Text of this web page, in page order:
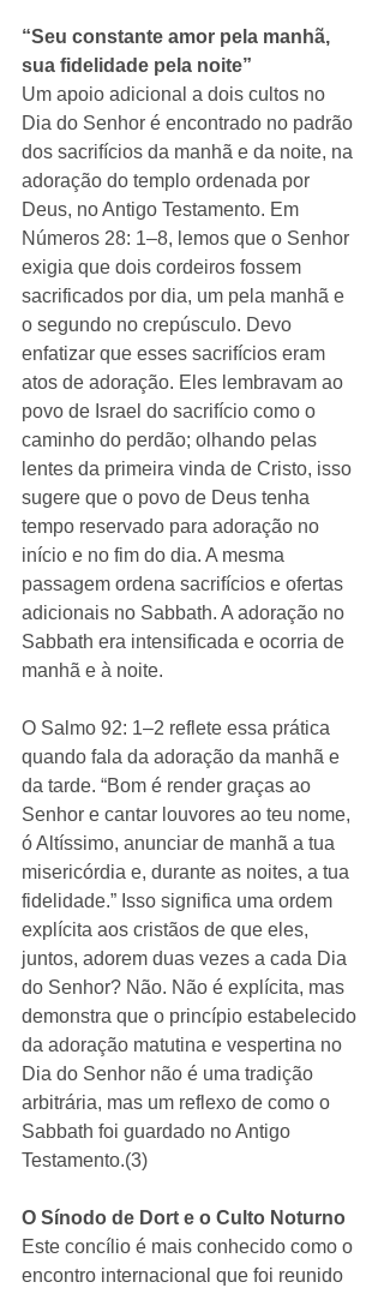
“Seu constante amor pela manhã,
sua fidelidade pela noite”
Um apoio adicional a dois cultos no
Dia do Senhor é encontrado no padrão
dos sacrifícios da manhã e da noite, na
adoração do templo ordenada por
Deus, no Antigo Testamento. Em
Números 28: 1–8, lemos que o Senhor
exigia que dois cordeiros fossem
sacrificados por dia, um pela manhã e
o segundo no crepúsculo. Devo
enfatizar que esses sacrifícios eram
atos de adoração. Eles lembravam ao
povo de Israel do sacrifício como o
caminho do perdão; olhando pelas
lentes da primeira vinda de Cristo, isso
sugere que o povo de Deus tenha
tempo reservado para adoração no
início e no fim do dia. A mesma
passagem ordena sacrifícios e ofertas
adicionais no Sabbath. A adoração no
Sabbath era intensificada e ocorria de
manhã e à noite.
O Salmo 92: 1–2 reflete essa prática
quando fala da adoração da manhã e
da tarde. “Bom é render graças ao
Senhor e cantar louvores ao teu nome,
ó Altíssimo, anunciar de manhã a tua
misericórdia e, durante as noites, a tua
fidelidade.” Isso significa uma ordem
explícita aos cristãos de que eles,
juntos, adorem duas vezes a cada Dia
do Senhor? Não. Não é explícita, mas
demonstra que o princípio estabelecido
da adoração matutina e vespertina no
Dia do Senhor não é uma tradição
arbitrária, mas um reflexo de como o
Sabbath foi guardado no Antigo
Testamento.(3)
O Sínodo de Dort e o Culto Noturno
Este concílio é mais conhecido como o
encontro internacional que foi reunido